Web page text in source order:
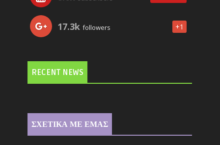
17.3k followers +1
RECENT NEWS
ΣΧΕΤΙΚΑ ΜΕ ΕΜΑΣ